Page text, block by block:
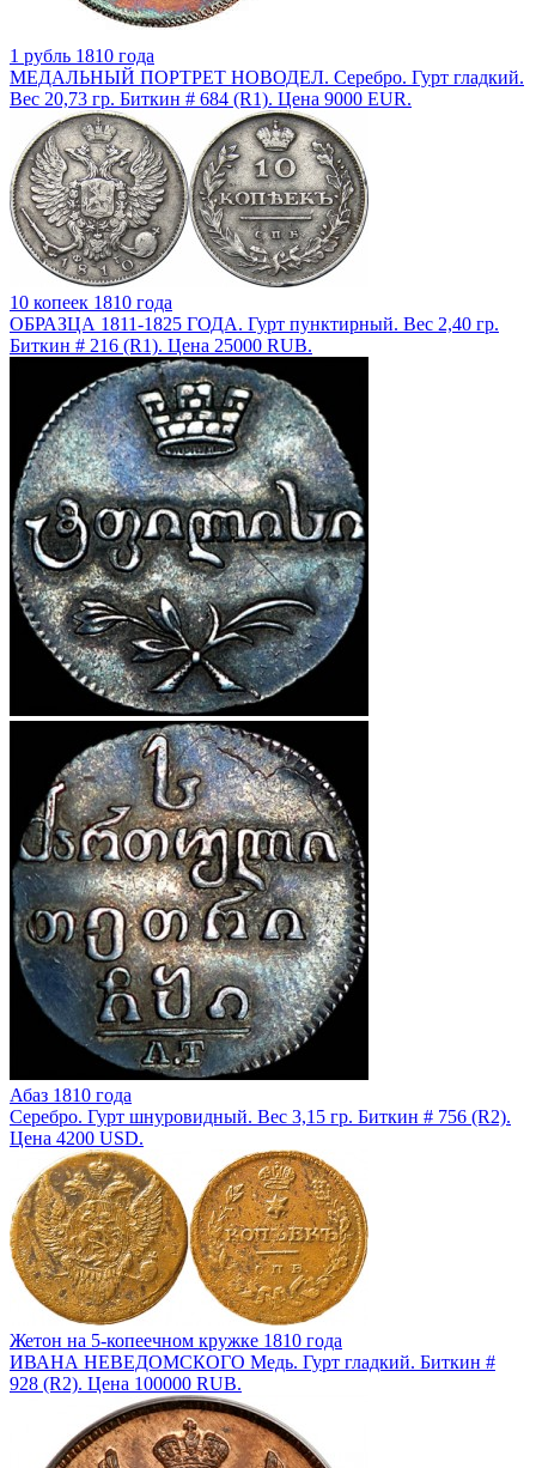
1 рубль 1810 года
МЕДАЛЬНЫЙ ПОРТРЕТ НОВОДЕЛ. Серебро. Гурт гладкий.
Вес 20,73 гр. Биткин # 684 (R1). Цена 9000 EUR.
10 копеек 1810 года
ОБРАЗЦА 1811-1825 ГОДА. Гурт пунктирный. Вес 2,40 гр.
Биткин # 216 (R1). Цена 25000 RUB.
Абаз 1810 года
Серебро. Гурт шнуровидный. Вес 3,15 гр. Биткин # 756 (R2).
Цена 4200 USD.
Жетон на 5-копеечном кружке 1810 года
ИВАНА НЕВЕДОМСКОГО Медь. Гурт гладкий. Биткин #
928 (R2). Цена 100000 RUB.